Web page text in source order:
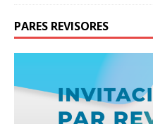
PARES REVISORES